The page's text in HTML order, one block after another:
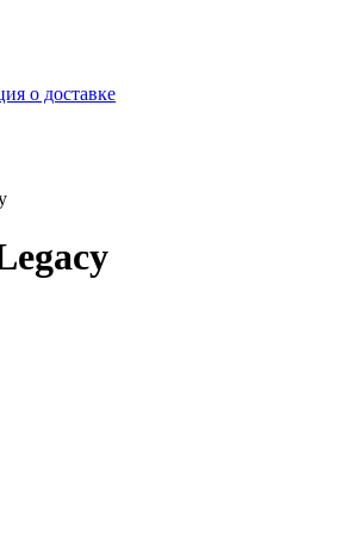
о доставке